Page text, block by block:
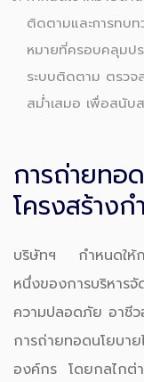
ติดตามและการทบท
หมายที่ครอบคลุมป
ระบบติดตาม ตรวจ
สม่ำเสมอ เพื่อสนับ
การถ่ายทอ
โครงสร้าง
บริษัทฯ กำหนดให้ก
หนึ่งของการบริหาร
ความปลอดภัย อาชี
การถ่ายทอดนโยบา
องค์กร โดยกลไกต่